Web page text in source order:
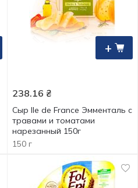
+
238.16 ₴
Сыр Ile de France Эмменталь с
травами и томатами
нарезанный 150г
150 г